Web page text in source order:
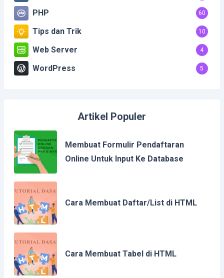
PHP 60
Tips dan Trik 10
Web Server 4
WordPress 5
Artikel Populer
Membuat Formulir Pendaftaran
Online Untuk Input Ke Database
Cara Membuat Daftar/List di HTML
Cara Membuat Tabel di HTML